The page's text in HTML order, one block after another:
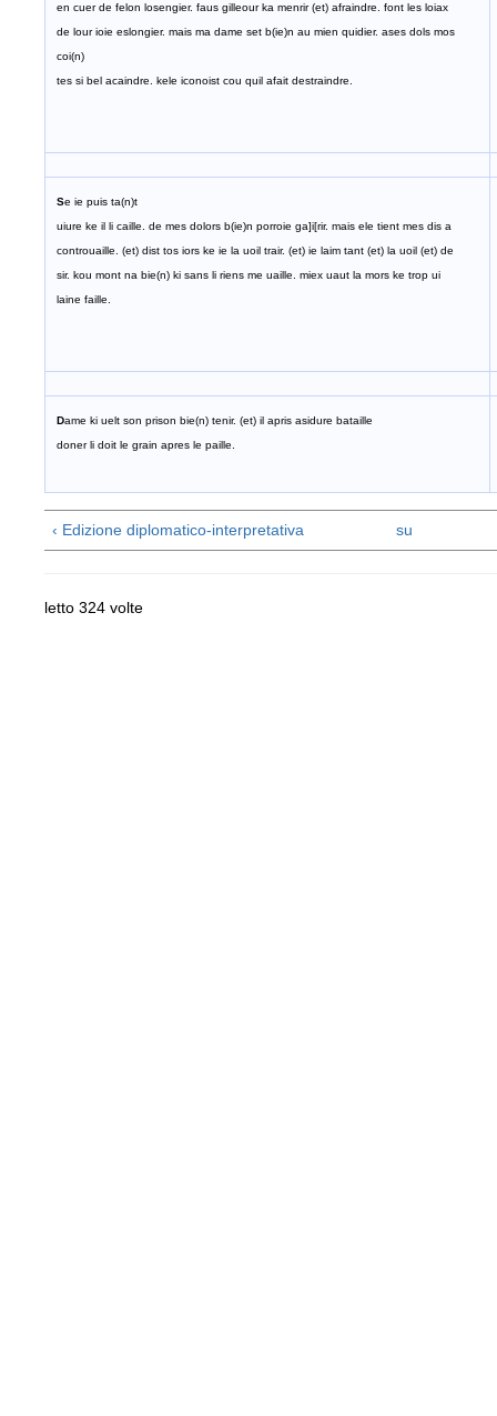
en cuer de felon losengier. faus gilleour ka menrir (et) afraindre. font les loiax
de lour ioie eslongier. mais ma dame set b(ie)n au mien quidier. ases dols mos
coi(n)
tes si bel acaindre. kele iconoist cou quil afait destraindre.
Se ie puis ta(n)t
uiure ke il li caille. de mes dolors b(ie)n porroie ga]i[rir. mais ele tient mes dis a
controuaille. (et) dist tos iors ke ie la uoil trair. (et) ie laim tant (et) la uoil (et) de
sir. kou mont na bie(n) ki sans li riens me uaille. miex uaut la mors ke trop ui
laine faille.
Dame ki uelt son prison bie(n) tenir. (et) il apris asidure bataille
doner li doit le grain apres le paille.
‹ Edizione diplomatico-interpretativa su
letto 324 volte